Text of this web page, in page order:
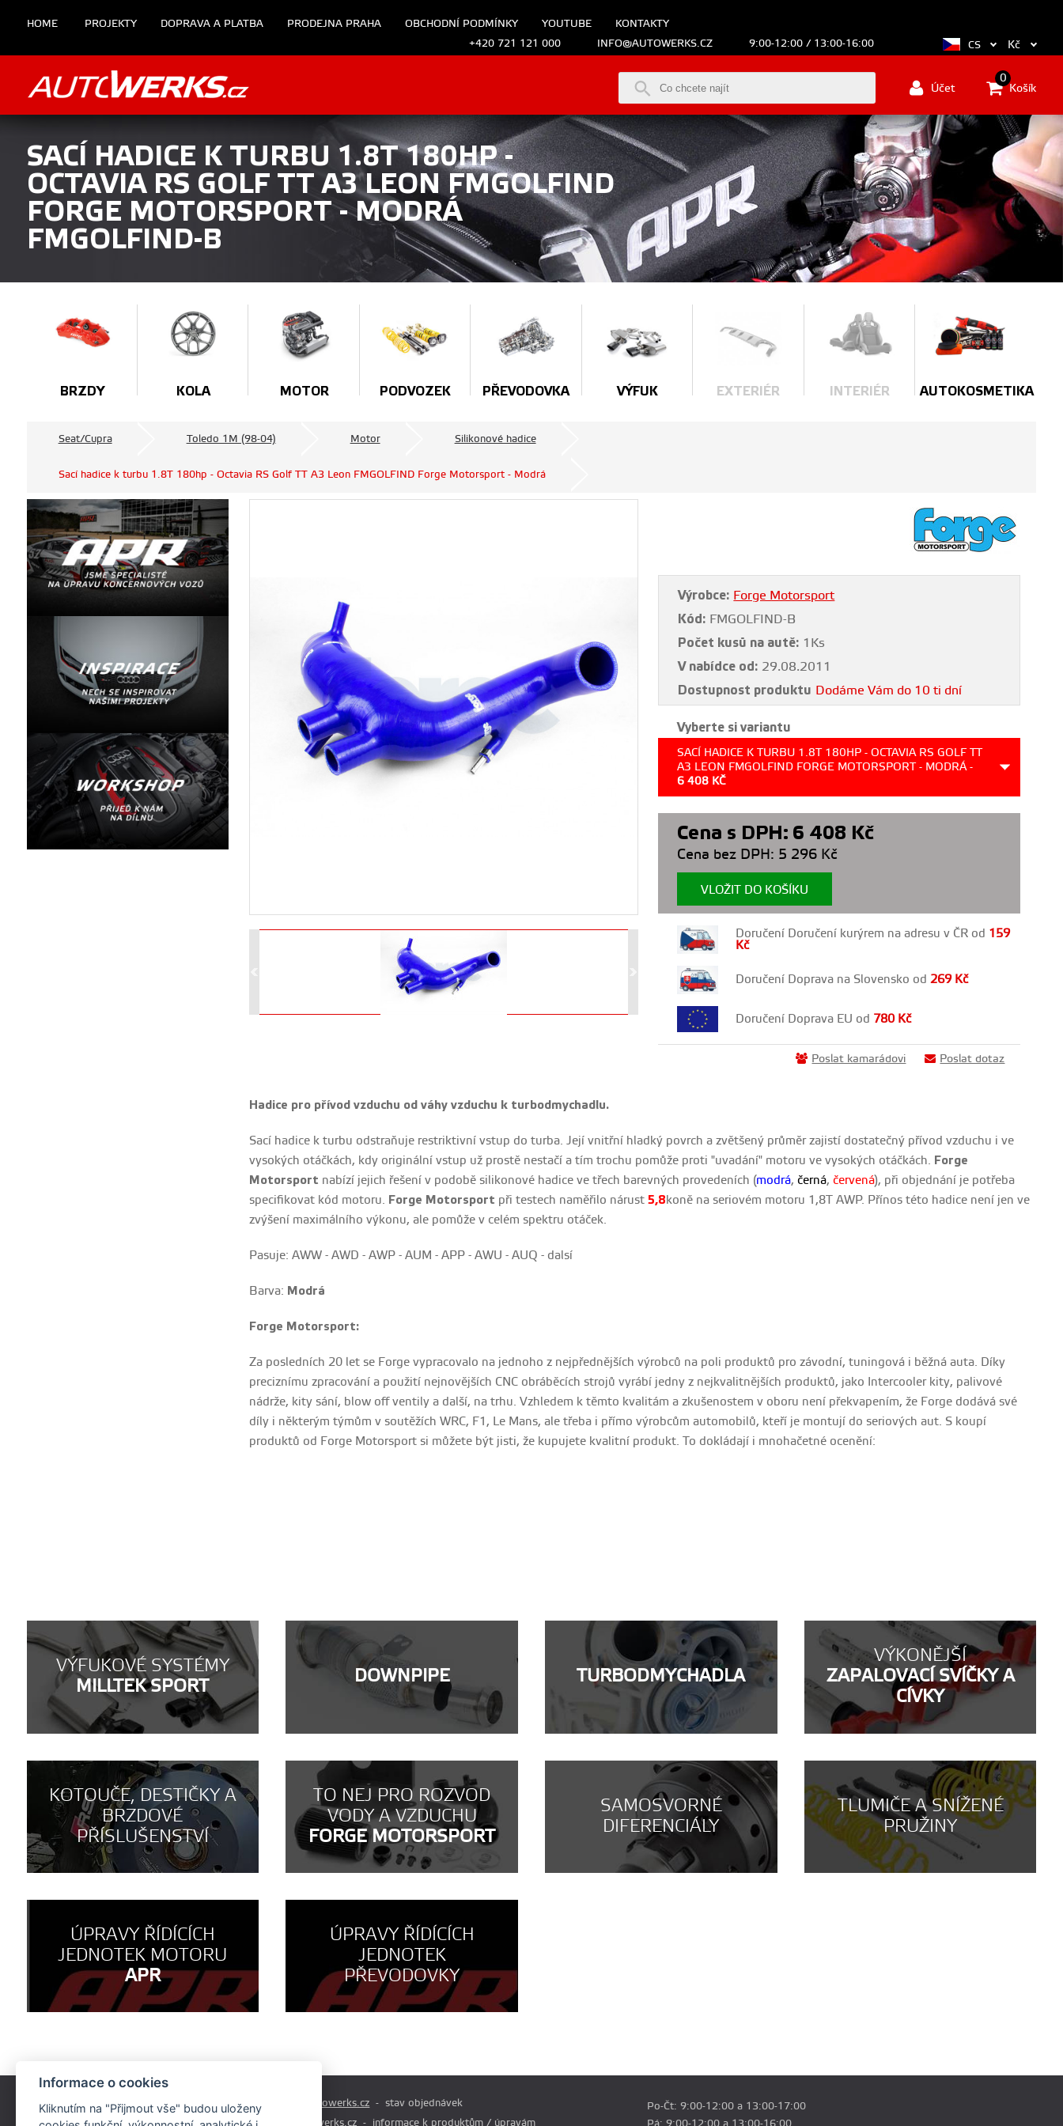
Informace o cookies
Kliknutím na "Přijmout vše" budou uloženy
HOME PROJEKTY DOPRAVA A PLATBA PRODEJNA PRAHA OBCHODNÍ PODMÍNKY YOUTUBE
KONTAKTY
+420 721 121 000
INFO@AUTOWERKS.CZ 9:00-12:00 / 13:00-16:00 CS Kč
Účet Košík
0
SACÍ HADICE K TURBU 1.8T 180HP -
OCTAVIA RS GOLF TT A3 LEON FMGOLFIND
FORGE MOTORSPORT - MODRÁ
FMGOLFIND-B
BRZDY KOLA MOTOR PODVOZEK PŘEVODOVKA VÝFUK EXTERIÉR INTERIÉR AUTOKOSMETIKA
Seat/Cupra Toledo 1M (98-04) Motor Silikonové hadice
Sací hadice k turbu 1.8T 180hp - Octavia RS Golf TT A3 Leon FMGOLFIND Forge Motorsport - Modrá
Výrobce: Forge Motorsport
Kód: FMGOLFIND-B
Počet kusů na autě: 1Ks
V nabídce od: 29.08.2011
Dostupnost produktu Dodáme Vám do 10 ti dní
Vyberte si variantu
SACÍ HADICE K TURBU 1.8T 180HP - OCTAVIA RS GOLF TT
A3 LEON FMGOLFIND FORGE MOTORSPORT - MODRÁ -
6 408 KČ
Cena s DPH: 6 408 Kč
Cena bez DPH: 5 296 Kč
VLOŽIT DO KOŠÍKU
Doručení Doručení kurýrem na adresu v ČR od 159
Kč
Doručení Doprava na Slovensko od269 Kč
Doručení Doprava EU od 780 Kč
Poslat kamarádovi Poslat dotaz
Hadice pro přívod vzduchu od váhy vzduchu k turbodmychadlu.
Sací hadice k turbu odstraňuje restriktivní vstup do turba. Její vnitřní hladký povrch a zvětšený průměr zajistí dostatečný přívod vzduchu i ve
vysokých otáčkách, kdy originální vstup už prostě nestačí a tím trochu pomůže proti "uvadání" motoru ve vysokých otáčkách. Forge
Motorsport nabízí jejich řešení v podobě silikonové hadice ve třech barevných provedeních (modrá, černá, červená), při objednání je potřeba
specifikovat kód motoru. Forge Motorsport při testech naměřilo nárust 5,8koně na seriovém motoru 1,8T AWP. Přínos této hadice není jen ve
zvýšení maximálního výkonu, ale pomůže v celém spektru otáček.
Pasuje: AWW - AWD - AWP - AUM - APP - AWU - AUQ - dalsí
Barva: Modrá
Forge Motorsport:
Za posledních 20 let se Forge vypracovalo na jednoho z nejpřednějších výrobců na poli produktů pro závodní, tuningová i běžná auta. Díky
preciznímu zpracování a použití nejnovějších CNC obráběcích strojů vyrábí jedny z nejkvalitnějších produktů, jako Intercooler kity, palivové
nádrže, kity sání, blow off ventily a další, na trhu. Vzhledem k těmto kvalitám a zkušenostem v oboru není překvapením, že Forge dodává své
díly i některým týmům v soutěžích WRC, F1, Le Mans, ale třeba i přímo výrobcům automobilů, kteří je montují do seriových aut. S koupí
produktů od Forge Motorsport si můžete být jisti, že kupujete kvalitní produkt. To dokládají i mnohačetné ocenění:
VÝFUKOVÉ SYSTÉMY
MILLTEK SPORT
DOWNPIPE TURBODMYCHADLA
VÝKONĚJŠÍ
ZAPALOVACÍ SVÍČKY A
CÍVKY
KOTOUČE, DESTIČKY A
BRZDOVÉ
PŘÍSLUŠENSTVÍ
TO NEJ PRO ROZVOD
VODY A VZDUCHU
FORGE MOTORSPORT
SAMOSVORNÉ
DIFERENCIÁLY
TLUMIČE A SNÍŽENÉ
PRUŽINY
ÚPRAVY ŘÍDÍCÍCH
JEDNOTEK MOTORU
APR
ÚPRAVY ŘÍDÍCÍCH
JEDNOTEK
PŘEVODOVKY
Českobrodská 179
Praha - Běchovice
prodej@autowerks.cz
stav objednávek
info@autowerks.cz
informace k produktům / úpravám
Po-Čt: 9:00-12:00 a 13:00-17:00
Pá: 9:00-12:00 a 13:00-16:00